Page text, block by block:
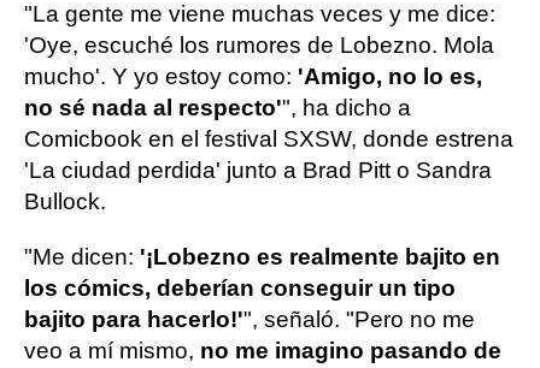
"La gente me viene muchas veces y me dice:
'Oye, escuché los rumores de Lobezno. Mola
mucho'. Y yo estoy como: 'Amigo, no lo es,
no sé nada al respecto'", ha dicho a
Comicbook en el festival SXSW, donde estrena
'La ciudad perdida' junto a Brad Pitt o Sandra
Bullock.
"Me dicen: '¡Lobezno es realmente bajito en
los cómics, deberían conseguir un tipo
bajito para hacerlo!'", señaló. "Pero no me
veo a mí mismo, no me imagino pasando de